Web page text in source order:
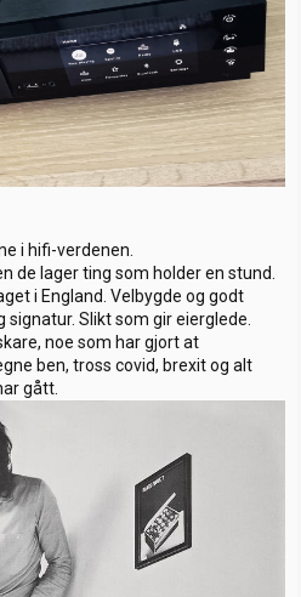
i hifi-verdenen.
de lager ting som holder en stund.
i England. Velbygde og godt
Slikt som gir eierglede.
noe som har gjort at
ben, tross covid, brexit og alt
gått.